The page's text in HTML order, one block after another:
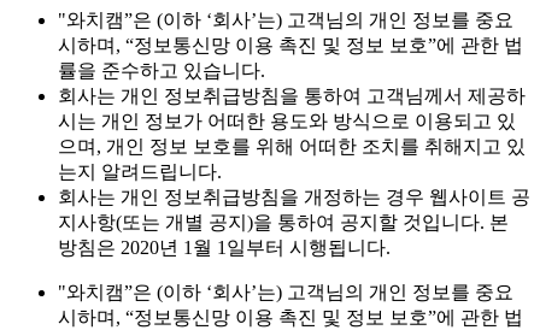
"와치캠”은 (이하 ‘회사’는) 고객님의 개인 정보를 중요
시하며, “정보통신망 이용 촉진 및 정보 보호”에 관한 법
률을 준수하고 있습니다.
회사는 개인 정보취급방침을 통하여 고객님께서 제공하
시는 개인 정보가 어떠한 용도와 방식으로 이용되고 있
으며, 개인 정보 보호를 위해 어떠한 조치를 취해지고 있
는지 알려드립니다.
회사는 개인 정보취급방침을 개정하는 경우 웹사이트 공
지사항(또는 개별 공지)을 통하여 공지할 것입니다. 본
방침은 2020년 1월 1일부터 시행됩니다.
"와치캠”은 (이하 ‘회사’는) 고객님의 개인 정보를 중요
시하며, “정보통신망 이용 촉진 및 정보 보호”에 관한 법